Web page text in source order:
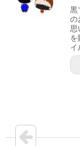
黒
の
思
を
イ